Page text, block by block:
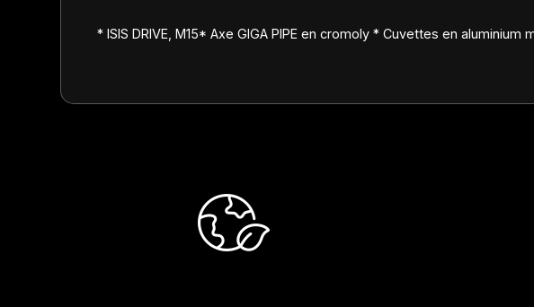
* ISIS DRIVE, M15* Axe GIGA PIPE en cromoly * Cuvettes en